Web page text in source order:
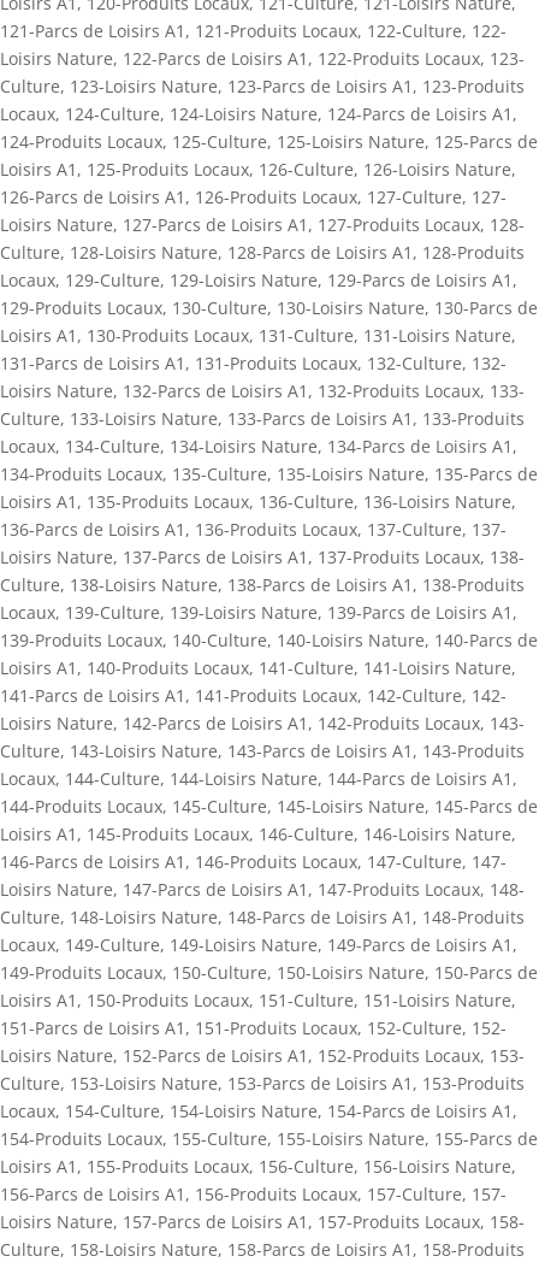
121-Parcs de Loisirs A1 , 121-Produits Locaux, 122-Culture, 122-
Loisirs Nature, 122-Parcs de Loisirs A1 , 122-Produits Locaux, 123-
Culture, 123-Loisirs Nature, 123-Parcs de Loisirs A1 , 123-Produits
Locaux, 124-Culture, 124-Loisirs Nature, 124-Parcs de Loisirs A1 ,
124-Produits Locaux, 125-Culture, 125-Loisirs Nature, 125-Parcs de
Loisirs A1 , 125-Produits Locaux, 126-Culture, 126-Loisirs Nature,
126-Parcs de Loisirs A1 , 126-Produits Locaux, 127-Culture, 127-
Loisirs Nature, 127-Parcs de Loisirs A1 , 127-Produits Locaux, 128-
Culture, 128-Loisirs Nature, 128-Parcs de Loisirs A1 , 128-Produits
Locaux, 129-Culture, 129-Loisirs Nature, 129-Parcs de Loisirs A1 ,
129-Produits Locaux, 130-Culture, 130-Loisirs Nature, 130-Parcs de
Loisirs A1 , 130-Produits Locaux, 131-Culture, 131-Loisirs Nature,
131-Parcs de Loisirs A1 , 131-Produits Locaux, 132-Culture, 132-
Loisirs Nature, 132-Parcs de Loisirs A1 , 132-Produits Locaux, 133-
Culture, 133-Loisirs Nature, 133-Parcs de Loisirs A1 , 133-Produits
Locaux, 134-Culture, 134-Loisirs Nature, 134-Parcs de Loisirs A1 ,
134-Produits Locaux, 135-Culture, 135-Loisirs Nature, 135-Parcs de
Loisirs A1 , 135-Produits Locaux, 136-Culture, 136-Loisirs Nature,
136-Parcs de Loisirs A1 , 136-Produits Locaux, 137-Culture, 137-
Loisirs Nature, 137-Parcs de Loisirs A1 , 137-Produits Locaux, 138-
Culture, 138-Loisirs Nature, 138-Parcs de Loisirs A1 , 138-Produits
Locaux, 139-Culture, 139-Loisirs Nature, 139-Parcs de Loisirs A1 ,
139-Produits Locaux, 140-Culture, 140-Loisirs Nature, 140-Parcs de
Loisirs A1 , 140-Produits Locaux, 141-Culture, 141-Loisirs Nature,
141-Parcs de Loisirs A1 , 141-Produits Locaux, 142-Culture, 142-
Loisirs Nature, 142-Parcs de Loisirs A1 , 142-Produits Locaux, 143-
Culture, 143-Loisirs Nature, 143-Parcs de Loisirs A1 , 143-Produits
Locaux, 144-Culture, 144-Loisirs Nature, 144-Parcs de Loisirs A1 ,
144-Produits Locaux, 145-Culture, 145-Loisirs Nature, 145-Parcs de
Loisirs A1 , 145-Produits Locaux, 146-Culture, 146-Loisirs Nature,
146-Parcs de Loisirs A1 , 146-Produits Locaux, 147-Culture, 147-
Loisirs Nature, 147-Parcs de Loisirs A1 , 147-Produits Locaux, 148-
Culture, 148-Loisirs Nature, 148-Parcs de Loisirs A1 , 148-Produits
Locaux, 149-Culture, 149-Loisirs Nature, 149-Parcs de Loisirs A1 ,
149-Produits Locaux, 150-Culture, 150-Loisirs Nature, 150-Parcs de
Loisirs A1 , 150-Produits Locaux, 151-Culture, 151-Loisirs Nature,
151-Parcs de Loisirs A1 , 151-Produits Locaux, 152-Culture, 152-
Loisirs Nature, 152-Parcs de Loisirs A1 , 152-Produits Locaux, 153-
Culture, 153-Loisirs Nature, 153-Parcs de Loisirs A1 , 153-Produits
Locaux, 154-Culture, 154-Loisirs Nature, 154-Parcs de Loisirs A1 ,
154-Produits Locaux, 155-Culture, 155-Loisirs Nature, 155-Parcs de
Loisirs A1 , 155-Produits Locaux, 156-Culture, 156-Loisirs Nature,
156-Parcs de Loisirs A1 , 156-Produits Locaux, 157-Culture, 157-
Loisirs Nature, 157-Parcs de Loisirs A1 , 157-Produits Locaux, 158-
Culture, 158-Loisirs Nature, 158-Parcs de Loisirs A1 , 158-Produits